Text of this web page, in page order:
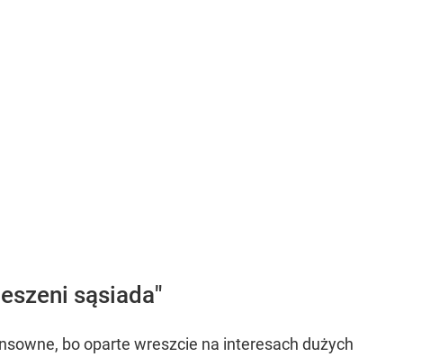
sąsiada"
bo oparte wreszcie na interesach dużych